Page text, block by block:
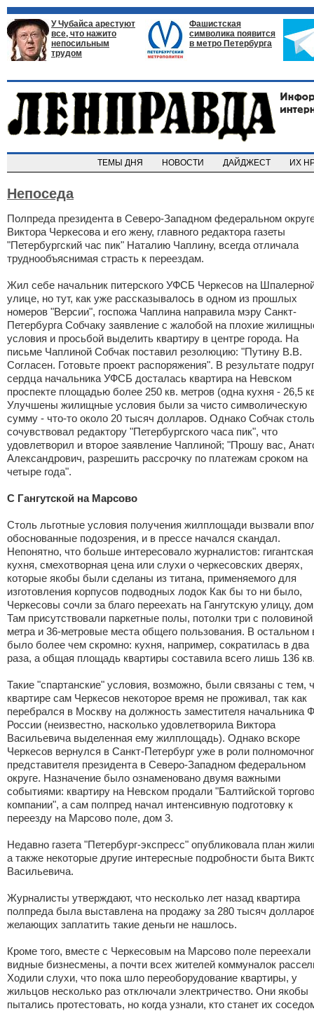
У Чубайса арестуют
все, что нажито
непосильным
трудом
Фашистская
символика появится
в метро Петербурга
ТЕМЫ ДНЯ НОВОСТИ ДАЙДЖЕСТ ИХ
Непоседа
Полпреда президента в Северо-Западном федеральном
Виктора Черкесова и его жену, главного редактора газеты
"Петербургский час пик" Наталию Чаплину, всегда отличала
труднообъяснимая страсть к переездам.
Жил себе начальник питерского УФСБ Черкесов на
улице, но тут, как уже рассказывалось в одном из прошлых
номеров "Версии", госпожа Чаплина направила мэру Санкт-
Петербурга Собчаку заявление с жалобой на плохие
условия и просьбой выделить квартиру в центре города. На
письме Чаплиной Собчак поставил резолюцию: "Путину В.В.
Согласен. Готовьте проект распоряжения". В результате
сердца начальника УФСБ досталась квартира на Невском
проспекте площадью более 250 кв. метров (одна кухня - 26,5
Улучшены жилищные условия были за чисто символическую
сумму - что-то около 20 тысяч долларов. Однако Собчак столь
сочувствовал редактору "Петербургского часа пик", что
удовлетворил и второе заявление Чаплиной; "Прошу вас,
Александрович, разрешить рассрочку по платежам сроком на
четыре года".
С Гангутской на Марсово
Столь льготные условия получения жилплощади вызвали
обоснованные подозрения, и в прессе начался скандал.
Непонятно, что больше интересовало журналистов: гигантская
кухня, смехотворная цена или слухи о черкесовских дверях,
которые якобы были сделаны из титана, применяемого для
изготовления корпусов подводных лодок Как бы то ни было,
Черкесовы сочли за благо переехать на Гангутскую улицу,
Там присутствовали паркетные полы, потолки три с половиной
метра и 36-метровые места общего пользования. В остальном
было более чем скромно: кухня, например, сократилась в два
раза, а общая площадь квартиры составила всего лишь 136
Такие "спартанские" условия, возможно, были связаны с тем,
квартире сам Черкесов некоторое время не проживал, так как
перебрался в Москву на должность заместителя начальника
России (неизвестно, насколько удовлетворила Виктора
Васильевича выделенная ему жилплощадь). Однако вскоре
Черкесов вернулся в Санкт-Петербург уже в роли
представителя президента в Северо-Западном федеральном
округе. Назначение было ознаменовано двумя важными
событиями: квартиру на Невском продали "Балтийской
компании", а сам полпред начал интенсивную подготовку к
переезду на Марсово поле, дом 3.
Недавно газета "Петербург-экспресс" опубликовала план
а также некоторые другие интересные подробности быта
Васильевича.
Журналисты утверждают, что несколько лет назад квартира
полпреда была выставлена на продажу за 280 тысяч
желающих заплатить такие деньги не нашлось.
Кроме того, вместе с Черкесовым на Марсово поле переехали
видные бизнесмены, а почти всех жителей коммуналок
Ходили слухи, что пока шло переоборудование квартиры, у
жильцов несколько раз отключали электричество. Они якобы
пытались протестовать, но когда узнали, кто станет их